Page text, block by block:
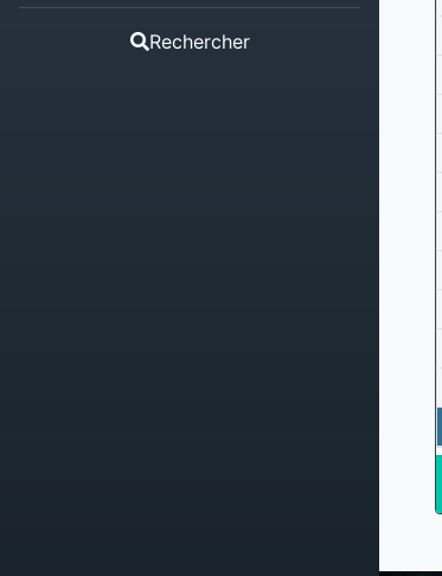
Rechercher